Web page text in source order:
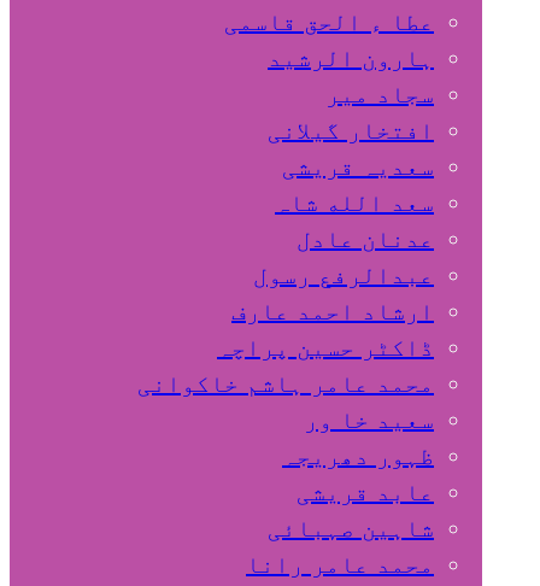
عطا ء الحق قاسمی
ہارون الرشید
سجاد میر
افتخار گیلانی
سعدیہ قریشی
سعد الله شاہ
عدنان عادل
عبدالرفع رسول
ارشاد احمد عارف
ڈاکٹر حسین پراچہ
محمد عامر ہاشم خاکوانی
سعید خا ور
ظہور دھریجہ
عابد قریشی
شاہین صہبائی
محمد عامر رانا